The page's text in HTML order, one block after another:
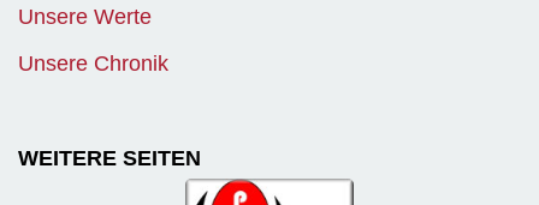
Unsere Werte
Unsere Chronik
WEITERE SEITEN